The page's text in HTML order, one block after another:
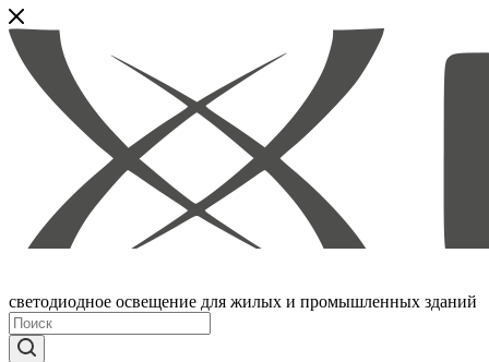
светодиодное освещение для жилых и промышленных зданий